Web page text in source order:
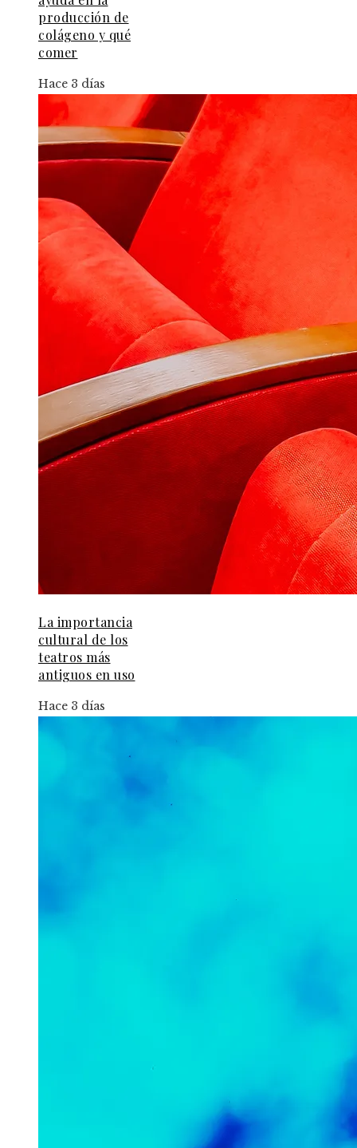
producción de
colágeno y qué
comer
Hace 3 días
La importancia
cultural de los
teatros más
antiguos en uso
Hace 3 días